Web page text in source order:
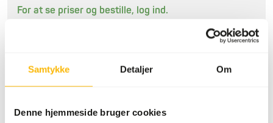
Samtykke Detaljer Om
Denne hjemmeside bruger cookies
For at se priser og bestille, log ind.
Ingen konto? At oprette en konto giver mange
fordele: hurtigere checkout, mulighed for at registrere
Log ind